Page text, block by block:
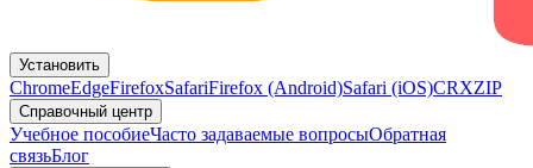
Установить
ChromeEdgeFirefoxSafariFirefox (Android)Safari (iOS)CRXZIP
Справочный центр
Учебное пособиеЧасто задаваемые вопросыОбратная
связьБлог